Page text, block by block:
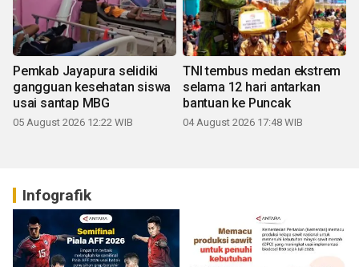
Pemkab Jayapura selidiki
gangguan kesehatan siswa
usai santap MBG
05 August 2026 12:22 WIB
TNI tembus medan ekstrem
selama 12 hari antarkan
bantuan ke Puncak
04 August 2026 17:48 WIB
Infografik